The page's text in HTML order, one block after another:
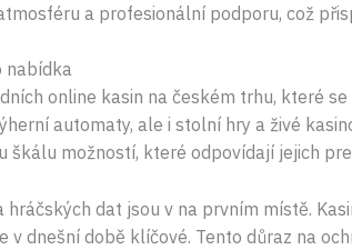
a profesionální podporu, což
nabídka
online kasin na českém trhu, které
automaty, ale i stolní hry a živé
škálu možností, které odpovídají jejich
hráčských dat jsou v na prvním místě.
v dnešní době klíčové. Tento důraz na